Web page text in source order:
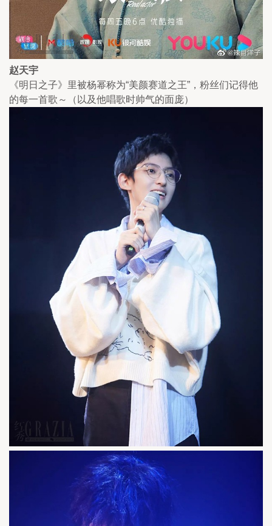
赵天宇
《明日之子》里被杨幂称为“美颜赛道之王”，粉丝们记得他
的每一首歌～（以及他唱歌时帅气的面庞）